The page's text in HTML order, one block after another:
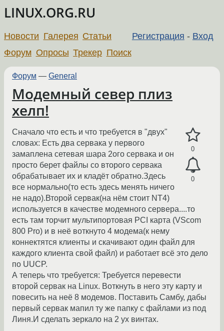
LINUX.ORG.RU
Регистрация - Вход
Новости Галерея Статьи
Форум Опросы Трекер Поиск
Форум — General
Модемный север плиз
хелп!
0
0
Сначало что есть и что требуется в "двух"
словах: Есть два сервака у первого
замаплена сетевая шара 2ого сервака и он
просто берет файлы со второго сервака
обрабатывает их и кладёт обратно.Здесь
все нормально(то есть здесь менять ничего
не надо).Второй сервак(на нём стоит NT4)
используется в качестве модемного сервера....то
есть там торчит мультипортовая PCI карта (VScom
800 Pro) и в неё воткнуто 4 модема(к нему
коннектятся клиенты и скачивают один файл для
каждого клиента свой файл) и работает всё это дело
по UUCP.
А теперь что требуется: Требуется перевести
второй сервак на Linux. Воткнуть в него эту карту и
повесить на неё 8 модемов. Поставить Самбу, дабы
первый сервак мапил ту же папку с файлами из под
Линя.И сделать зеркало на 2 ух винтах.